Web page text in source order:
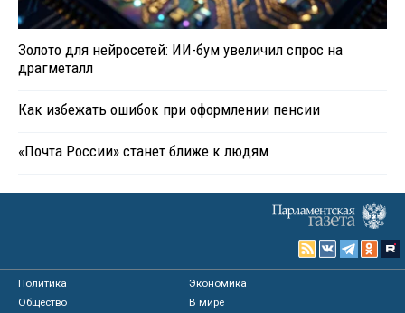
Золото для нейросетей: ИИ-бум увеличил спрос на
драгметалл
Как избежать ошибок при оформлении пенсии
«Почта России» станет ближе к людям
Политика
Экономика
Общество
В мире